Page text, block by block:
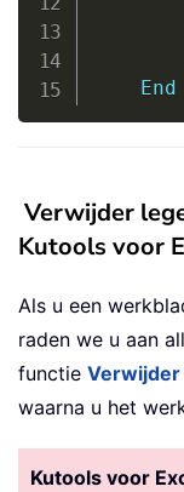
End
Verwijder
Kutools voor
Als u een
raden we u aan
functie Verwijder
waarna u het
Kutools voor